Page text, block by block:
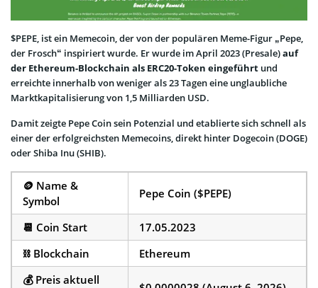
$PEPE, ist ein Memecoin, der von der populären Meme-Figur „Pepe,
der Frosch“ inspiriert wurde. Er wurde im April 2023 (Presale)auf
der Ethereum-Blockchain als ERC20-Token eingeführt und
erreichte innerhalb von weniger als 23 Tagen eine unglaubliche
Marktkapitalisierung von 1,5 Milliarden USD.
Damit zeigte Pepe Coin sein Potenzial und etablierte sich schnell als
einer der erfolgreichsten Memecoins, direkt hinter Dogecoin (DOGE)
oder Shiba Inu (SHIB).
🪙 Name &
Symbol
Pepe Coin ($PEPE)
📆 Coin Start
17.05.2023
⛓️ Blockchain
Ethereum
💰 Preis aktuell